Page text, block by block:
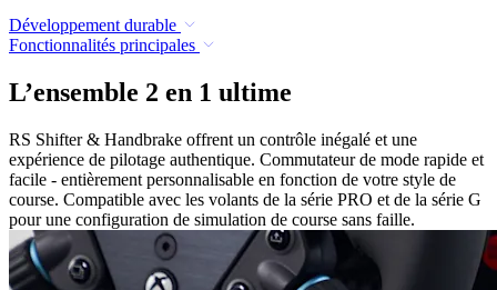
Développement durable
Fonctionnalités principales
L’ensemble 2 en 1 ultime
RS Shifter & Handbrake offrent un contrôle inégalé et une
expérience de pilotage authentique. Commutateur de mode rapide et
facile - entièrement personnalisable en fonction de votre style de
course. Compatible avec les volants de la série PRO et de la série G
pour une configuration de simulation de course sans faille.